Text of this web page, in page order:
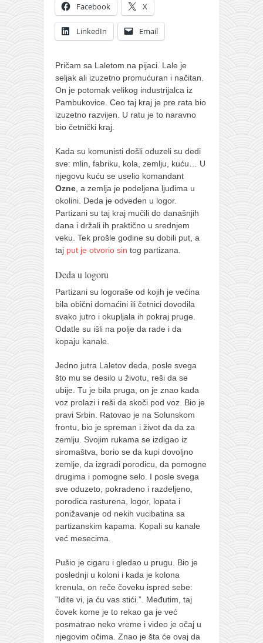
kalendar srpski
azbuki i knjige
najnovije na blogu
moje beleške
istorija karatea
bubishi
kihon
naihanchi
kushanku
passai
temashiwari
nunchaku
bo
tonfa
sai
tsunami dojo
program
snimci nastupa
galerija kluba
članarina
kontakt
besplatna e-knjiga
termini treninga
moja priča
moja priča
fotke
kontakt
Facebook X
LinkedIn Email
Pričam sa Laletom na pijaci. Lale je
seljak ali izuzetno promućuran i načitan.
On je potomak velikog industrijalca iz
Pambukovice. Ceo taj kraj je pre rata bio
izuzetno razvijen. U ratu je to naravno
bio četnički kraj.
Kada su komunisti došli oduzeli su dedi
sve: mlin, fabriku, kola, zemlju, kuću… U
njegovu kuću se uselio komandant
Ozne , a zemlja je podeljena ljudima u
okolini. Deda je odveden u logor.
Partizani su taj kraj mučili do današnjih
dana i držali ih praktično u srednjem
veku. Tek prošle godine su dobili put, a
taj put je otvorio sin tog partizana.
Deda u logoru
Partizani su logoraše od kojih je većina
bila obični domaćini ili četnici dovodila
svako jutro i okupljala ih pokraj pruge.
Odatle su išli na polje da rade i da
kopaju kanale.
Jedno jutra Laletov deda, posle svega
što mu se desilo u životu, reši da se
ubije. Tu je bila pruga, on je znao kada
voz prolazi i reši da skoči pod voz. Bio je
pravi Srbin. Ratovao je na Solunskom
frontu, bio je spreman i život da da za
zemlju. Svojim rukama se izdigao iz
siromaštva, borio se da kupi dovoljno
zemlje, da izgradi porodicu, da pomogne
drugima i pomogne selo. I posle svega
sve oduzeto, pokradeno i razdeljeno,
porodica rasturena, logor, lopata i
ponižavanje od nekih vucibatina sa
partizanskim kapama. Kopali su kanale
već mesecima.
Pušio je cigaru i gledao u prugu. Bio je
poslednji u koloni i kada je kolona
krenula, on reče čoveku ispred sebe:
”Idite vi, ja ću vas stići.”. Međutim, taj
čovek kome je to rekao ga je već
posmatrao neko vreme i video je očaj u
njegovim očima. Znao je šta će ovaj da